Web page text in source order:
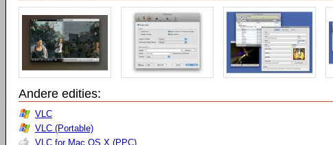
Andere edities:
VLC
VLC (Portable)
VLC for Mac OS X (PPC)